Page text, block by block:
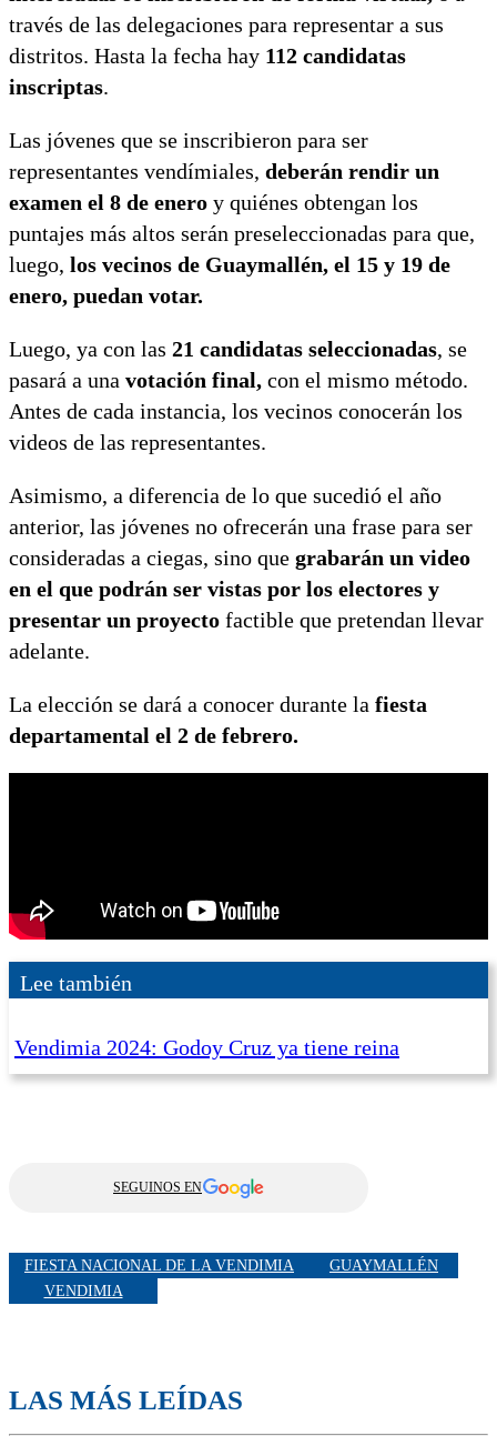
través de las delegaciones para representar a sus
distritos. Hasta la fecha hay 112 candidatas
inscriptas.
Las jóvenes que se inscribieron para ser
representantes vendímiales, deberán rendir un
examen el 8 de enero y quiénes obtengan los
puntajes más altos serán preseleccionadas para que,
luego, los vecinos de Guaymallén, el 15 y 19 de
enero, puedan votar.
Luego, ya con las 21 candidatas seleccionadas, se
pasará a una votación final, con el mismo método.
Antes de cada instancia, los vecinos conocerán los
videos de las representantes.
Asimismo, a diferencia de lo que sucedió el año
anterior, las jóvenes no ofrecerán una frase para ser
consideradas a ciegas, sino que grabarán un video
en el que podrán ser vistas por los electores y
presentar un proyecto factible que pretendan llevar
adelante.
La elección se dará a conocer durante la fiesta
departamental el 2 de febrero.
Lee también
Vendimia 2024: Godoy Cruz ya tiene reina
SEGUINOS EN
FIESTA NACIONAL DE LA VENDIMIA
GUAYMALLÉN
VENDIMIA
LAS MÁS LEÍDAS